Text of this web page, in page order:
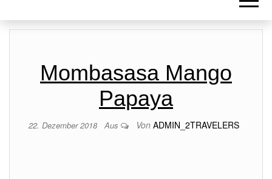
Mombasasa Mango
Papaya
22. Dezember 2018 Aus Von ADMIN_2TRAVELERS